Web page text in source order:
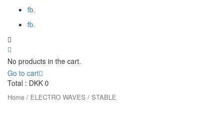
fb.
fb.
No products in the cart.
Go to cart
Total : DKK 0
Home / ELECTRO WAVES / STABLE